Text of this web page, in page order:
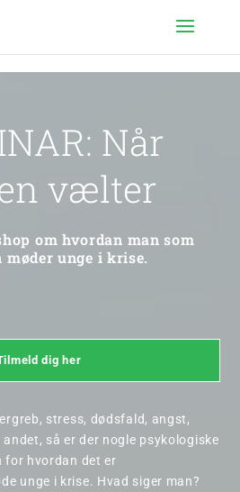
Når
vælter
om hvordan man som
møder unge i krise.
dig her
stress, dødsfald, angst,
så er der nogle psykologiske
for hvordan det er
unge i krise. Hvad siger man?